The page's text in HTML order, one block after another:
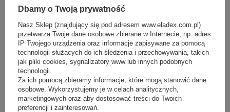
- 10%
Witryna do lodów K-1 ML6 MALAGA
Dbamy o Twoją prywatność
Nasz Sklep (znajdujący się pod adresem www.eladex.com.pl)
przetwarza Twoje dane osobowe zbierane w Internecie, np. adres
IP Twojego urządzenia oraz informacje zapisywane za pomocą
technologii służących do ich śledzenia i przechowywania, takich
jak pliki cookies, sygnalizatory www lub innych podobnych
technologii.
Za ich pomocą zbieramy informacje, które mogą stanowić dane
osobowe. Wykorzystujemy je w celach analitycznych,
marketingowych oraz aby dostosować treści do Twoich
preferencji i zainteresowań.